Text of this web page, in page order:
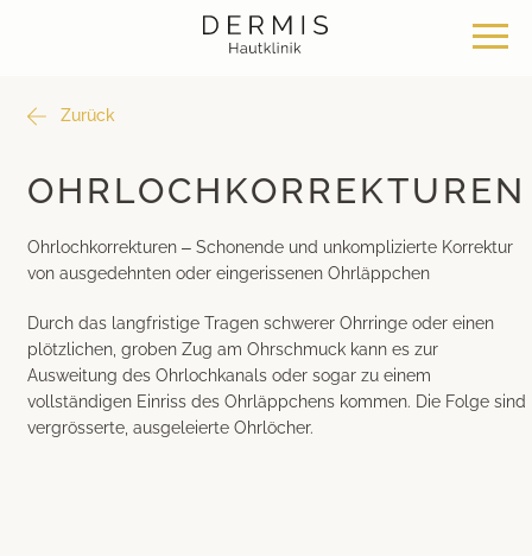
Zurück
OHRLOCHKORREKTUREN
Ohrlochkorrekturen – Schonende und unkomplizierte Korrektur
von ausgedehnten oder eingerissenen Ohrläppchen
Durch das langfristige Tragen schwerer Ohrringe oder einen
plötzlichen, groben Zug am Ohrschmuck kann es zur
Ausweitung des Ohrlochkanals oder sogar zu einem
vollständigen Einriss des Ohrläppchens kommen. Die Folge sind
vergrösserte, ausgeleierte Ohrlöcher.
Klassische Dermatologie
Ästhetische Dermatologie
Ästhetische Chirurgie
Hautklinik Zürich Bülach
Hautklinik Zürich Bachenbülach
Hautklinik Bad Ragaz
News & Wissen
Team
Bei uns arbeiten